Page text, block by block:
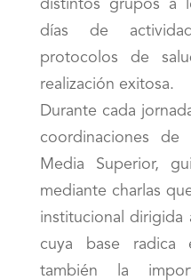
distintos grupos a
días de
protocolos de
realización exitosa.
Durante cada
coordinaciones de
Media Superior,
mediante charlas
institucional
cuya base radica
también la